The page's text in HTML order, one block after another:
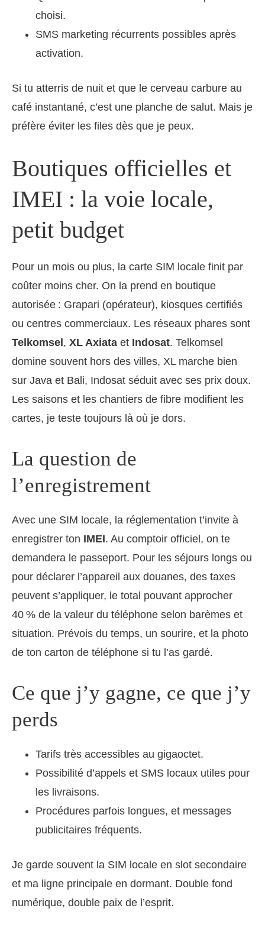
choisi.
SMS marketing récurrents possibles après
activation.
Si tu atterris de nuit et que le cerveau carbure au
café instantané, c’est une planche de salut. Mais je
préfère éviter les files dès que je peux.
Boutiques officielles et
IMEI : la voie locale,
petit budget
Pour un mois ou plus, la carte SIM locale finit par
coûter moins cher. On la prend en boutique
autorisée : Grapari (opérateur), kiosques certifiés
ou centres commerciaux. Les réseaux phares sont
Telkomsel , XL Axiata et Indosat. Telkomsel
domine souvent hors des villes, XL marche bien
sur Java et Bali, Indosat séduit avec ses prix doux.
Les saisons et les chantiers de fibre modifient les
cartes, je teste toujours là où je dors.
La question de
l’enregistrement
Avec une SIM locale, la réglementation t’invite à
enregistrer ton IMEI. Au comptoir officiel, on te
demandera le passeport. Pour les séjours longs ou
pour déclarer l’appareil aux douanes, des taxes
peuvent s’appliquer, le total pouvant approcher
40 % de la valeur du téléphone selon barèmes et
situation. Prévois du temps, un sourire, et la photo
de ton carton de téléphone si tu l’as gardé.
Ce que j’y gagne, ce que j’y
perds
Tarifs très accessibles au gigaoctet.
Possibilité d’appels et SMS locaux utiles pour
les livraisons.
Procédures parfois longues, et messages
publicitaires fréquents.
Je garde souvent la SIM locale en slot secondaire
et ma ligne principale en dormant. Double fond
numérique, double paix de l’esprit.